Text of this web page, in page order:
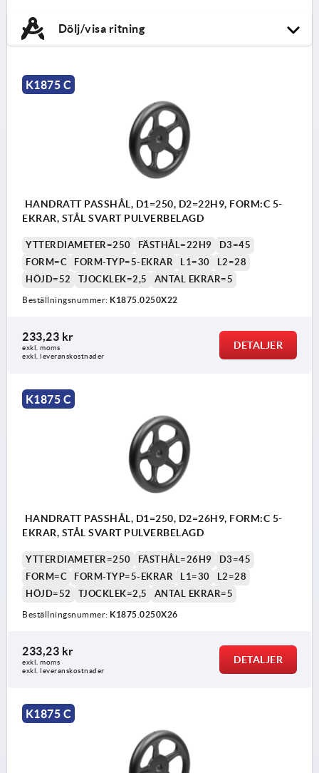
Dölj/visa ritning
K1875 C
HANDRATT PASSHÅL, D1=250, D2=22H9, FORM:C 5-
EKRAR, STÅL SVART PULVERBELAGD
YTTERDIAMETER=250 FÄSTHÅL=22H9
D3=45
FORM=C
FORM-TYP=5-EKRAR L1=30
L2=28
HÖJD=52
TJOCKLEK=2,5 ANTAL EKRAR=5
Beställningsnummer: K1875.0250X22
233,23 kr
exkl. moms
exkl. leveranskostnader
DETALJER
K1875 C
HANDRATT PASSHÅL, D1=250, D2=26H9, FORM:C 5-
EKRAR, STÅL SVART PULVERBELAGD
YTTERDIAMETER=250 FÄSTHÅL=26H9
D3=45
FORM=C
FORM-TYP=5-EKRAR L1=30
L2=28
HÖJD=52
TJOCKLEK=2,5 ANTAL EKRAR=5
Beställningsnummer: K1875.0250X26
233,23 kr
exkl. moms
exkl. leveranskostnader
DETALJER
K1875 C